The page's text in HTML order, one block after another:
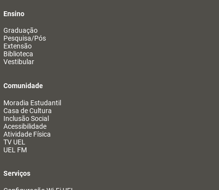
Ensino
Graduação
Pesquisa/Pós
Extensão
Biblioteca
Vestibular
Comunidade
Moradia Estudantil
Casa de Cultura
Inclusão Social
Acessibilidade
Atividade Física
TV UEL
UEL FM
Serviços